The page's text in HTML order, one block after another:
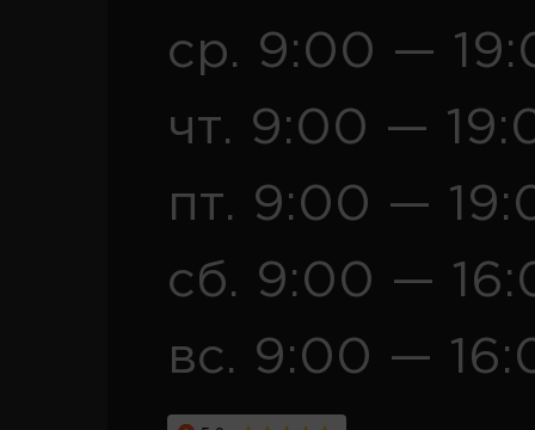
ср. 9:00 —
чт. 9:00 —
пт. 9:00 —
сб. 9:00 —
вс. 9:00 —